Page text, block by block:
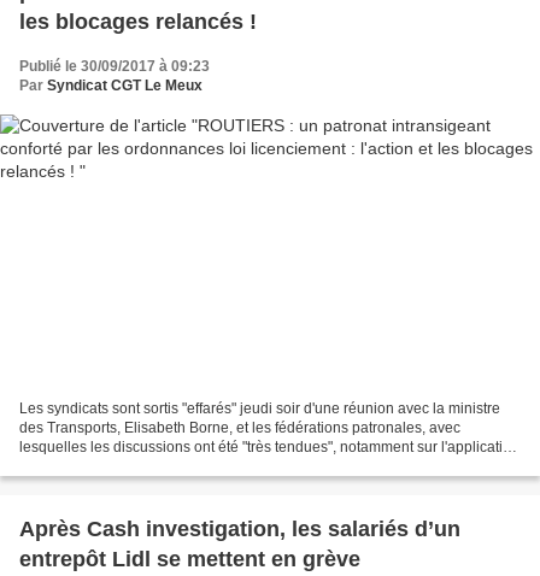
les blocages relancés !
Publié le 30/09/2017 à 09:23
Par Syndicat CGT Le Meux
Les syndicats sont sortis "effarés" jeudi soir d'une réunion avec la ministre
des Transports, Elisabeth Borne, et les fédérations patronales, avec
lesquelles les discussions ont été "très tendues", notamment sur l'application
Après Cash investigation, les salariés d’un
entrepôt Lidl se mettent en grève